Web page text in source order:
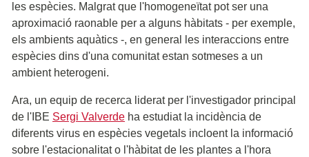
les espècies. Malgrat que l'homogeneïtat pot ser una
aproximació raonable per a alguns hàbitats - per exemple,
els ambients aquàtics -, en general les interaccions entre
espècies dins d'una comunitat estan sotmeses a un
ambient heterogeni.
Ara, un equip de recerca liderat per l'investigador principal
de l'IBE Sergi Valverde ha estudiat la incidència de
diferents virus en espècies vegetals incloent la informació
sobre l'estacionalitat o l'hàbitat de les plantes a l'hora